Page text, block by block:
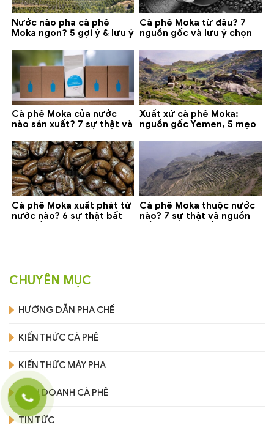
Nước nào pha cà phê
Moka ngon? 5 gợi ý & lưu ý
Cà phê Moka từ đâu? 7
nguồn gốc và lưu ý chọn
Cà phê Moka của nước
nào sản xuất? 7 sự thật và
Xuất xứ cà phê Moka:
nguồn gốc Yemen, 5 mẹo
Cà phê Moka xuất phát từ
nước nào? 6 sự thật bất
Cà phê Moka thuộc nước
nào? 7 sự thật và nguồn
CHUYÊN MỤC
HƯỚNG DẪN PHA CHẾ
KIẾN THỨC CÀ PHÊ
KIẾN THỨC MÁY PHA
KINH DOANH CÀ PHÊ
TIN TỨC